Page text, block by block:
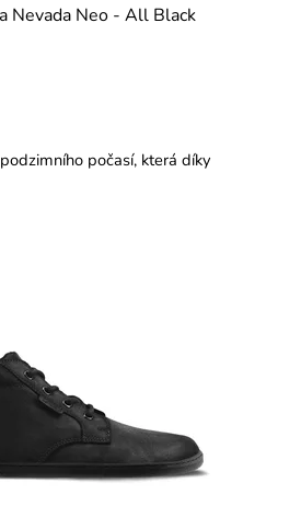
Nevada Neo - All Black
počasí, která díky